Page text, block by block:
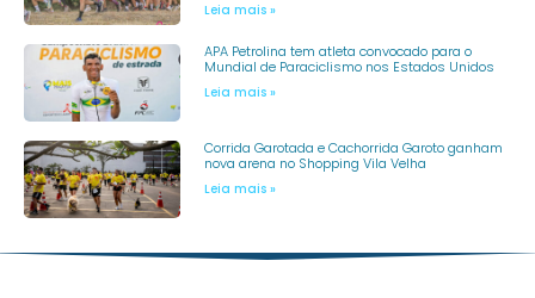
Leia mais »
APA Petrolina tem atleta convocado para o
Mundial de Paraciclismo nos Estados Unidos
Leia mais »
Corrida Garotada e Cachorrida Garoto ganham
nova arena no Shopping Vila Velha
Leia mais »